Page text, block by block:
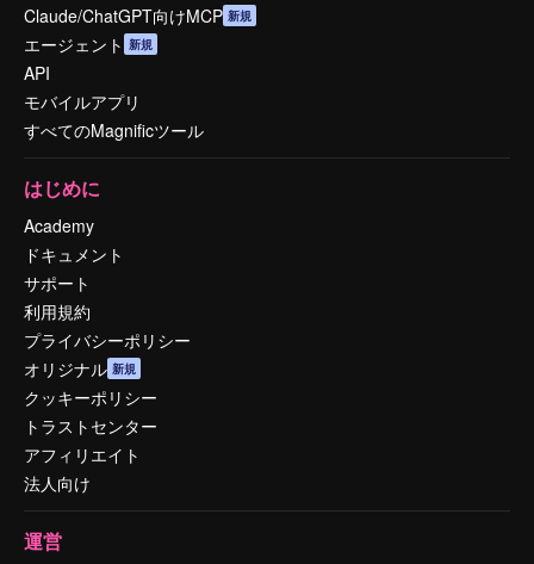
Claude/ChatGPT向けMCP 新規
エージェント 新規
API
モバイルアプリ
すべてのMagnificツール
はじめに
Academy
ドキュメント
サポート
利用規約
プライバシーポリシー
オリジナル 新規
クッキーポリシー
トラストセンター
アフィリエイト
法人向け
運営